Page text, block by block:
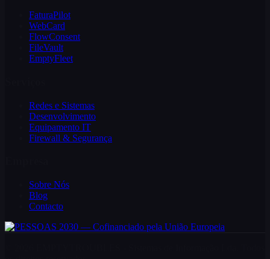
FaturaPilot
WebCard
FlowConsent
FileVault
EmptyFleet
Redes e Sistemas
Desenvolvimento
Equipamento IT
Firewall & Segurança
Sobre Nós
Blog
Contacto